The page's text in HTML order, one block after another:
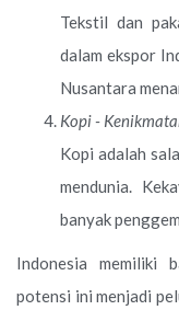
Tekstil dan
dalam ekspor
Nusantara
Kopi -
Kopi adalah
mendunia.
banyak
Indonesia memiliki
potensi ini menjadi